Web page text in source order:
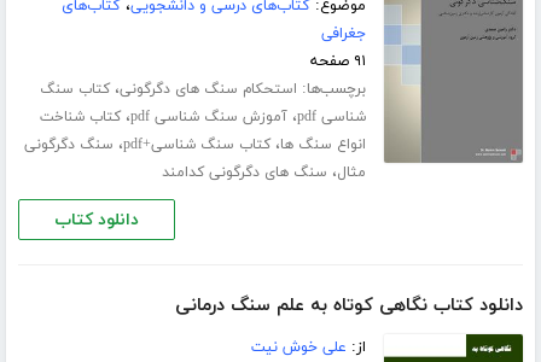
موضوع:کتاب‌های درسی و دانشجویی،کتاب‌های
جغرافی
۹۱ صفحه
برچسب‌ها: استحکام سنگ های دگرگونی،کتاب سنگ
شناسی pdf
،آموزش سنگ شناسی pdf ،کتاب شناخت
انواع سنگ ها،کتاب سنگ شناسی+pdf ، سنگ دگرگونی
مثال، سنگ های دگرگونی کدامند
دانلود کتاب
دانلود کتاب نگاهی کوتاه به علم سنگ درمانی
از: علی خوش نیت